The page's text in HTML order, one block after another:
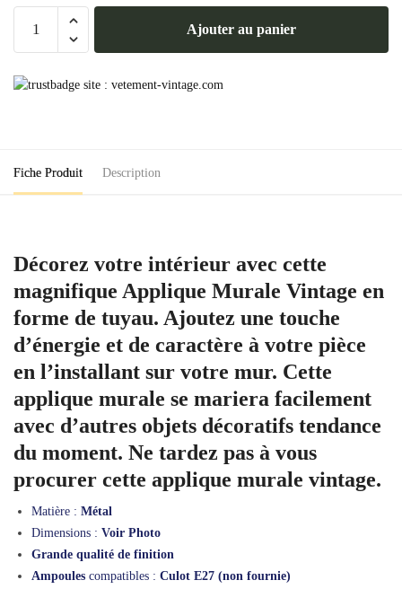
Applique
Ajouter au panier
Fiche Produit Description
Décorez votre intérieur avec cette
magnifique Applique Murale Vintage en
forme de tuyau. Ajoutez une touche
d’énergie et de caractère à votre pièce
en l’installant sur votre mur. Cette
applique murale se mariera facilement
avec d’autres objets décoratifs tendance
du moment. Ne tardez pas à vous
procurer cette applique murale vintage.
Matière : Métal
Dimensions : Voir Photo
Grande qualité de finition
Ampoules compatibles : Culot E27 (non fournie)